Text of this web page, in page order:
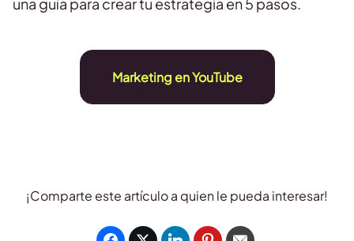
Marketing en YouTube
¡Comparte este artículo a quien le pueda interesar!